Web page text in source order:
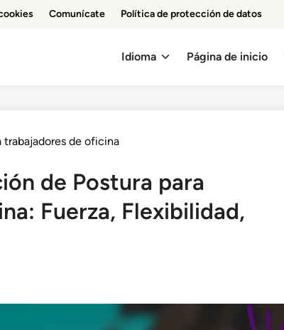
Comunícate Política de protección de datos
Idioma Página de inicio
trabajadores de oficina
de Postura para
Fuerza, Flexibilidad,